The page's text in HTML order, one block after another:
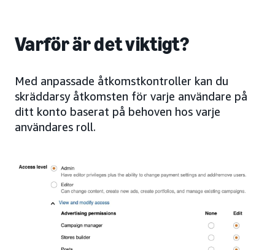
Varför är det viktigt?
Med anpassade åtkomstkontroller kan du
skräddarsy åtkomsten för varje användare på
ditt konto baserat på behoven hos varje
användares roll.